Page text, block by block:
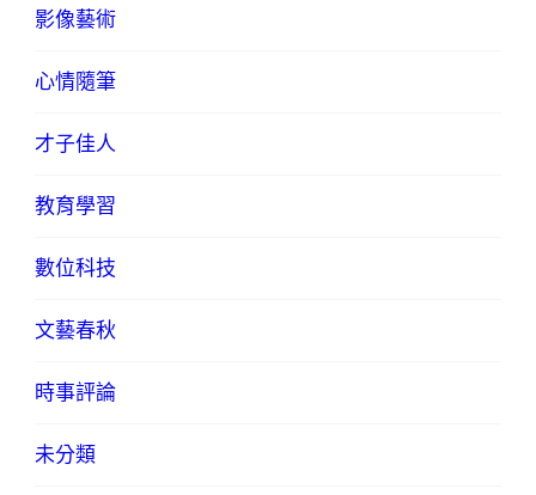
影像藝術
心情隨筆
才子佳人
教育學習
數位科技
文藝春秋
時事評論
未分類